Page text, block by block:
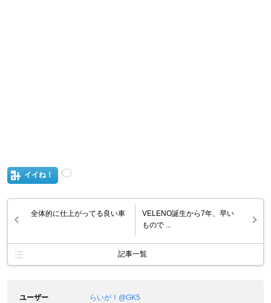
イイね！
全体的に仕上がってる良い車
VELENO誕生から7年、早い
もので ...
記事一覧
ユーザー らいが！@GK5